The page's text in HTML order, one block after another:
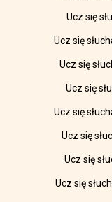
Ucz się
Ucz się
Ucz się
Ucz się
Ucz się
Ucz się
Ucz się
Ucz się